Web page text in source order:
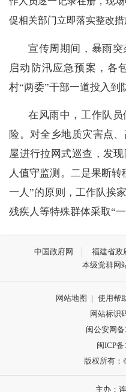
促相关部门立即落实整改
宣传周期间，暴雨
启动防汛应急预案，各
村“两委”干部一道投入到
在风雨中，工作队
险。对全乡地质灾害点
屋进行拉网式巡查，发
人值守监测。二是果断转
一人”的原则，工作队挨
残疾人等特殊群体采取“
中国政府网 福建省政
本级党群网
网站地图 | 使用帮
网站标识
闽公安网
闽ICP
版权所有
主办：